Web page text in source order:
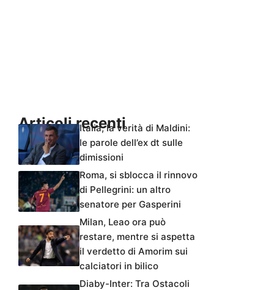
Articoli recentiItalia, la verità di Maldini:
le parole dell’ex dt sulle
dimissioni
Roma, si sblocca il rinnovo
di Pellegrini: un altro
senatore per Gasperini
Milan, Leao ora può
restare, mentre si aspetta
il verdetto di Amorim sui
calciatori in bilico
Diaby-Inter: Tra Ostacoli